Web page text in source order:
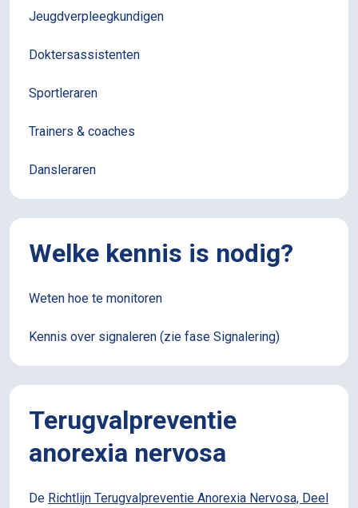
Jeugdverpleegkundigen
Doktersassistenten
Sportleraren
Trainers & coaches
Dansleraren
Welke kennis is nodig?
Weten hoe te monitoren
Kennis over signaleren (zie fase Signalering)
Terugvalpreventie
anorexia nervosa
De Richtlijn Terugvalpreventie Anorexia Nervosa, Deel